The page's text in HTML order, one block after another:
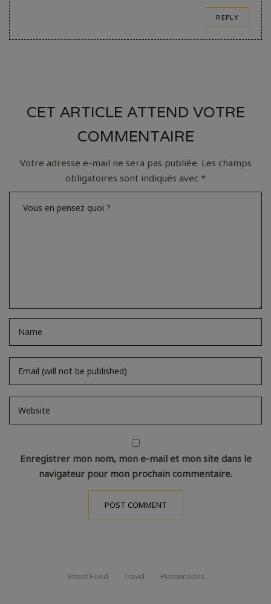
REPLY
CET ARTICLE ATTEND VOTRE
COMMENTAIRE
Votre adresse e-mail ne sera pas publiée. Les champs
obligatoires sont indiqués avec *
Enregistrer mon nom, mon e-mail et mon site dans le
navigateur pour mon prochain commentaire.
Street Food Travel Promenades